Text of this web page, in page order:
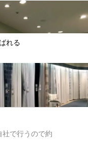
れる
で行うので約